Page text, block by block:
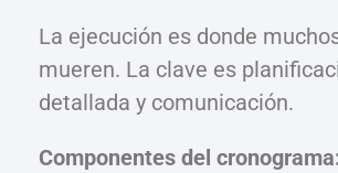
La ejecución es donde
mueren. La clave es
detallada y comunicación.
Componentes del